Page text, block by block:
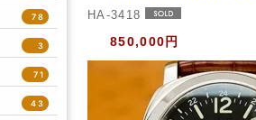
HA-3418
850,000円
78
3
71
43